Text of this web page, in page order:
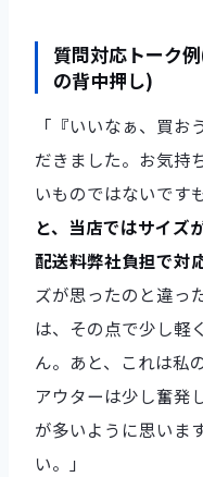
質問対応トーク
の背中押し)
「『いいなぁ、買
だきました。お気持
いものではないです
と、当店ではサイズ
配送料弊社負担で対
ズが思ったのと違っ
は、その点で少し軽
ん。あと、これは私
アウターは少し奮発
が多いように思いま
い。」